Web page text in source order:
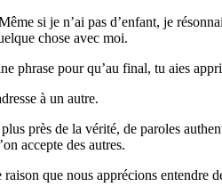
si je n’ai pas d’enfant, je
chose avec moi.
phrase pour qu’au final, tu aies
à un autre.
près de la vérité, de paroles
accepte des autres.
que nous apprécions entendre